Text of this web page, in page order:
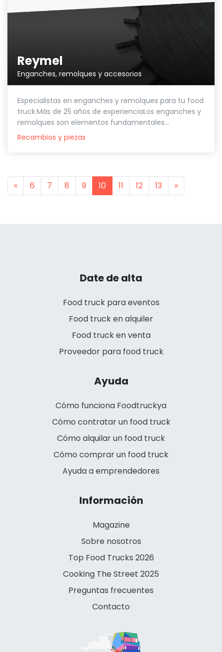
Reymel
Enganches, remolques y accesorios
Especialistas en enganches y remolques para tu food
truck.Más de 25 años de experienciaLos enganches y
remolques son elementos fundamentales...
Recambios y piezas
«Previous
6 7 8 9 10 11 12 13 »Next
Date de alta
Food truck para eventos
Food truck en alquiler
Food truck en venta
Proveedor para food truck
Ayuda
Cómo funciona Foodtruckya
Cómo contratar un food truck
Cómo alquilar un food truck
Cómo comprar un food truck
Ayuda a emprendedores
Información
Magazine
Sobre nosotros
Top Food Trucks 2026
Cooking The Street 2025
Preguntas frecuentes
Contacto